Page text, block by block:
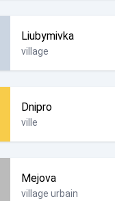
Liubymivka
village
Dnipro
ville
Mejova
village urbain